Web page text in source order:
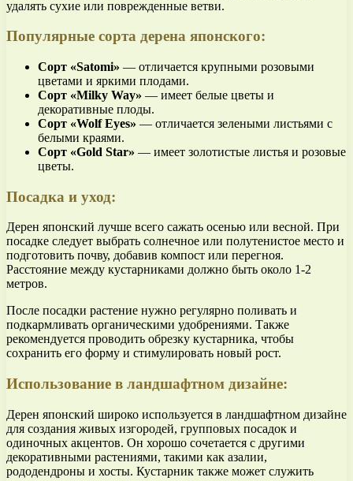
удалять сухие или поврежденные ветви.
Популярные сорта дерена японского:
Сорт «Satomi» — отличается крупными розовыми
цветами и яркими плодами.
Сорт «Milky Way» — имеет белые цветы и
декоративные плоды.
Сорт «Wolf Eyes» — отличается зелеными листьями с
белыми краями.
Сорт «Gold Star» — имеет золотистые листья и розовые
цветы.
Посадка и уход:
Дерен японский лучше всего сажать осенью или весной. При
посадке следует выбрать солнечное или полутенистое место и
подготовить почву, добавив компост или перегноя.
Расстояние между кустарниками должно быть около 1-2
метров.
После посадки растение нужно регулярно поливать и
подкармливать органическими удобрениями. Также
рекомендуется проводить обрезку кустарника, чтобы
сохранить его форму и стимулировать новый рост.
Использование в ландшафтном дизайне:
Дерен японский широко используется в ландшафтном дизайне
для создания живых изгородей, групповых посадок и
одиночных акцентов. Он хорошо сочетается с другими
декоративными растениями, такими как азалии,
рододендроны и хосты. Кустарник также может служить